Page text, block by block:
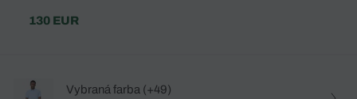
130 EUR
Vybraná farba (+49)